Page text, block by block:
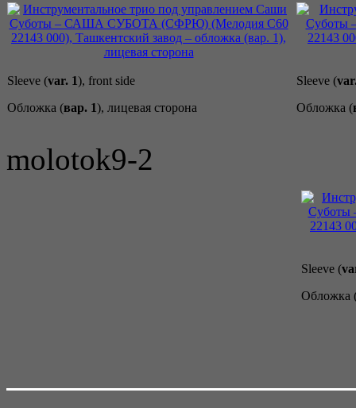
Sleeve (var. 1), front side
Обложка (вар. 1), лицевая сторона
Sleeve (
Обложка (
molotok9-2
Sleeve (
Обложка